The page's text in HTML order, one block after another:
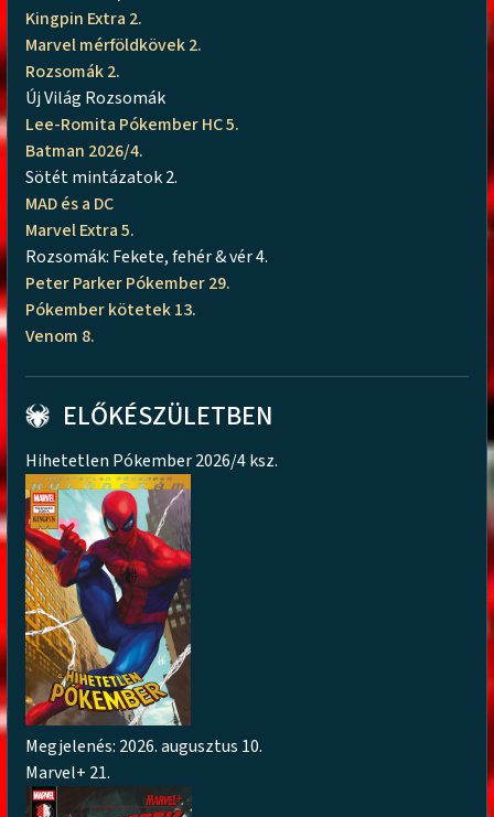
Kingpin Extra 2.
Marvel mérföldkövek 2.
Rozsomák 2.
Új Világ Rozsomák
Lee-Romita Pókember HC 5.
Batman 2026/4.
Sötét mintázatok 2.
MAD és a DC
Marvel Extra 5.
Rozsomák: Fekete, fehér & vér 4.
Peter Parker Pókember 29.
Pókember kötetek 13.
Venom 8.
ELŐKÉSZÜLETBEN
Hihetetlen Pókember 2026/4 ksz.
Megjelenés: 2026. augusztus 10.
Marvel+ 21.